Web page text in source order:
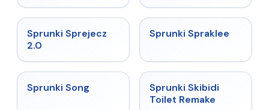
★ 4.7
Sprunki Sprejecz
2.0
★ 4.7
Sprunki Spraklee
Sprunki Song ★
Sprunki Skibidi
Toilet Remake